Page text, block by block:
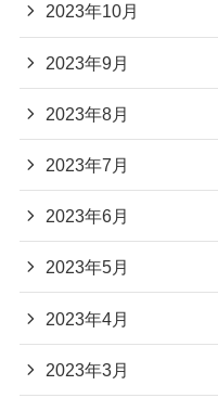
2023年10月
2023年9月
2023年8月
2023年7月
2023年6月
2023年5月
2023年4月
2023年3月